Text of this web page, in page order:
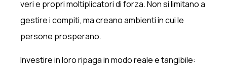
veri e propri moltiplicatori di forza. Non si limitano a
gestire i compiti, ma creano ambienti in cui le
persone prosperano.
Investire in loro ripaga in modo reale e tangibile: